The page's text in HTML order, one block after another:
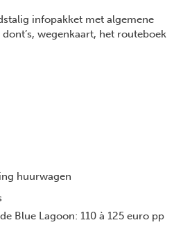
infopakket met algemene
wegenkaart, het routeboek
huurwagen
Blue Lagoon: 110 à 125 euro pp